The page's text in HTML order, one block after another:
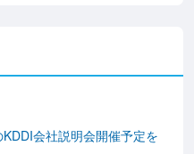
会社説明会開催予定を